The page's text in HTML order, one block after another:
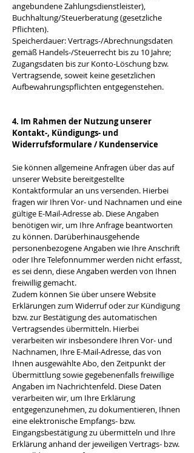
angebundene Zahlungsdienstleister),
Buchhaltung/Steuerberatung (gesetzliche
Pflichten).
Speicherdauer: Vertrags-/Abrechnungsdaten
gemäß Handels-/Steuerrecht bis zu 10 Jahre;
Zugangsdaten bis zur Konto-Löschung bzw.
Vertragsende, soweit keine gesetzlichen
Aufbewahrungspflichten entgegenstehen.
4. Im Rahmen der Nutzung unserer
Kontakt-, Kündigungs- und
Widerrufsformulare / Kundenservice
Sie können allgemeine Anfragen über das auf
unserer Website bereitgestellte
Kontaktformular an uns versenden. Hierbei
fragen wir Ihren Vor- und Nachnamen und eine
gültige E-Mail-Adresse ab. Diese Angaben
benötigen wir, um Ihre Anfrage beantworten
zu können. Darüberhinausgehende
personenbezogene Angaben wie Ihre Anschrift
oder Ihre Telefonnummer werden nicht erfasst,
es sei denn, diese Angaben werden von Ihnen
freiwillig gemacht.
Zudem können Sie über unsere Website
Erklärungen zum Widerruf oder zur Kündigung
bzw. zur Bestätigung des automatischen
Vertragsendes übermitteln. Hierbei
verarbeiten wir insbesondere Ihren Vor- und
Nachnamen, Ihre E-Mail-Adresse, das von
Ihnen ausgewählte Abo, den Zeitpunkt der
Übermittlung sowie gegebenenfalls freiwillige
Angaben im Nachrichtenfeld. Diese Daten
verarbeiten wir, um Ihre Erklärung
entgegenzunehmen, zu dokumentieren, Ihnen
eine elektronische Empfangs- bzw.
Eingangsbestätigung zu übermitteln und Ihre
Erklärung anhand der jeweiligen Vertrags- bzw.